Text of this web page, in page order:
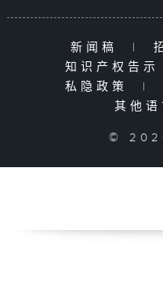
新闻稿 |
知识产权告示
私隐政策
|
其他
©